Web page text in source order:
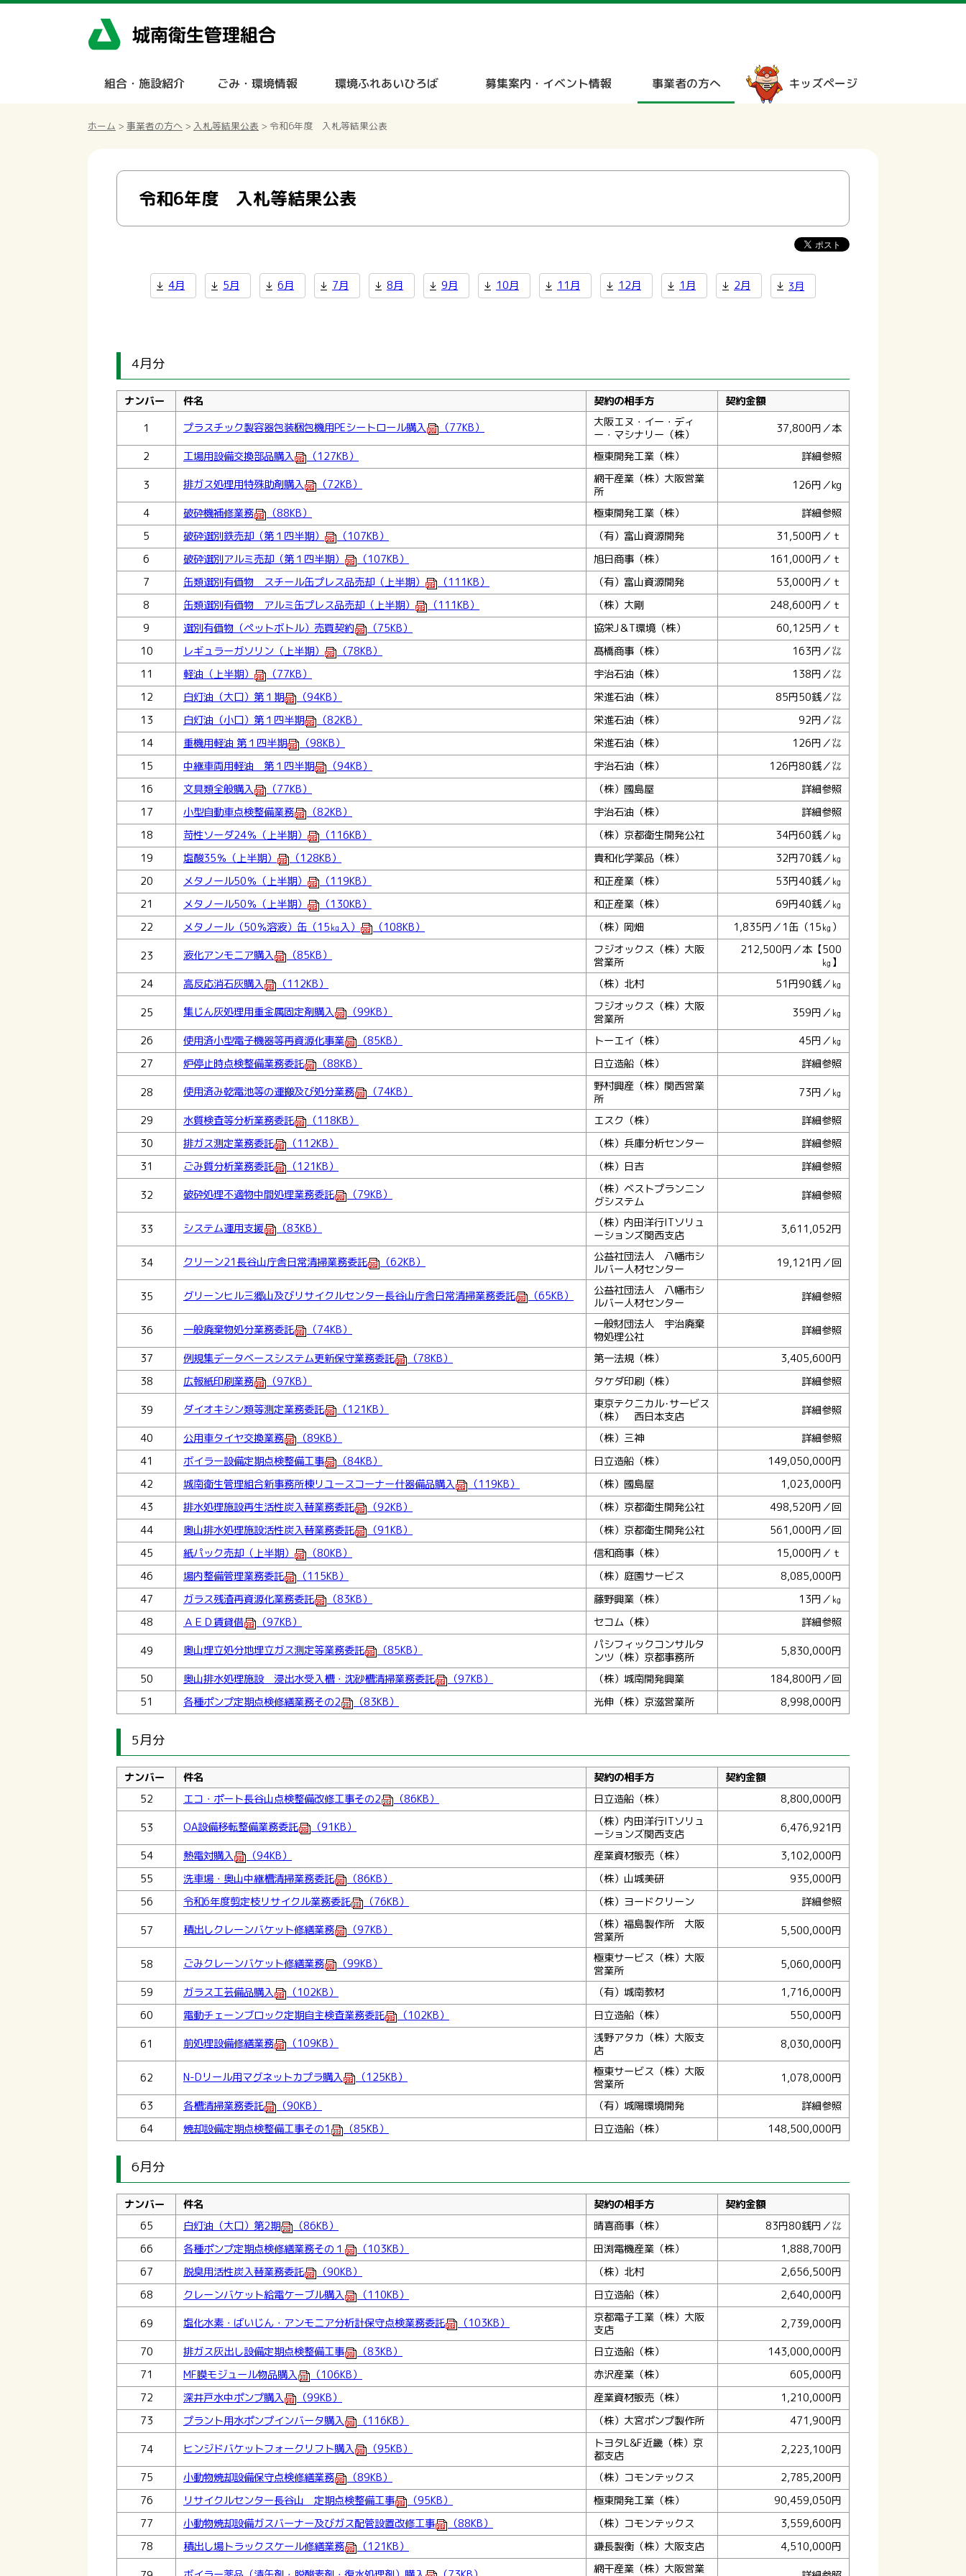
組合・施設紹介 ごみ・環境情報 環境ふれあいひろば 募集案内・イベント情報 事業者の方へ キッズページ
ホーム > 事業者の方へ > 入札等結果公表 > 令和6年度 入札等結果公表
令和6年度 入札等結果公表
4月 5月 6月 7月 8月 9月 10月 11月 12月 1月 2月 3月
4月分
ナンバー 件名 契約の相手方
契約金額
1
プラスチック製容器包装梱包機用PEシートロール購入 （77KB）
大阪エヌ・イー・ディ
ー・マシナリー（株）
37,800円／本
2
工場用設備交換部品購入 （127KB） 極東開発工業（株）
詳細参照
3
排ガス処理用特殊助剤購入 （72KB）
網干産業（株）大阪営業
所
126円／kg
4
破砕機補修業務 （88KB） 極東開発工業（株）
詳細参照
5
破砕選別鉄売却（第１四半期） （107KB） （有）富山資源開発
31,500円／ｔ
6
破砕選別アルミ売却（第１四半期） （107KB） 旭日商事（株）
161,000円／ｔ
7
缶類選別有価物 スチール缶プレス品売却（上半期） （111KB） （有）富山資源開発
53,000円／ｔ
8
缶類選別有価物 アルミ缶プレス品売却（上半期） （111KB） （株）大剛
248,600円／ｔ
9
選別有価物（ペットボトル）売買契約 （75KB） 協栄J＆T環境（株）
60,125円／ｔ
10
レギュラーガソリン（上半期） （78KB） 髙橋商事（株）
163円／㍑
11
軽油（上半期） （77KB） 宇治石油（株）
138円／㍑
12
白灯油（大口）第１期 （94KB） 栄進石油（株）
85円50銭／㍑
13
白灯油（小口）第１四半期 （82KB） 栄進石油（株）
92円／㍑
14
重機用軽油 第１四半期 （98KB） 栄進石油（株）
126円／㍑
15
中継車両用軽油 第１四半期 （94KB） 宇治石油（株）
126円80銭／㍑
16
文具類全般購入 （77KB） （株）國島屋
詳細参照
17
小型自動車点検整備業務 （82KB） 宇治石油（株）
詳細参照
18
苛性ソーダ24％（上半期） （116KB） （株）京都衛生開発公社
34円60銭／㎏
19
塩酸35％（上半期） （128KB） 貴和化学薬品（株）
32円70銭／㎏
20
メタノール50％（上半期） （119KB） 和正産業（株）
53円40銭／㎏
21
メタノール50％（上半期） （130KB） 和正産業（株）
69円40銭／㎏
22
メタノール（50％溶液）缶（15㎏入） （108KB） （株）岡畑
1,835円／1缶（15㎏）
23
液化アンモニア購入 （85KB）
フジオックス（株）大阪
営業所
212,500円／本【500
㎏】
24
高反応消石灰購入 （112KB） （株）北村
51円90銭／㎏
25
集じん灰処理用重金属固定剤購入 （99KB）
フジオックス（株）大阪
営業所
359円／㎏
26
使用済小型電子機器等再資源化事業 （85KB） トーエイ（株）
45円／㎏
27
炉停止時点検整備業務委託 （88KB） 日立造船（株）
詳細参照
28
使用済み乾電池等の運搬及び処分業務 （74KB）
野村興産（株）関西営業
所
73円／㎏
29
水質検査等分析業務委託 （118KB） エスク（株）
詳細参照
30
排ガス測定業務委託 （112KB） （株）兵庫分析センター
詳細参照
31
ごみ質分析業務委託 （121KB） （株）日吉
詳細参照
32
破砕処理不適物中間処理業務委託 （79KB）
（株）ベストプランニン
グシステム
詳細参照
33 システム運用支援 （83KB）
（株）内田洋行ITソリュ
ーションズ関西支店
3,611,052円
34 クリーン21長谷山庁舎日常清掃業務委託 （62KB）
公益社団法人 八幡市シ
ルバー人材センター
19,121円／回
35 グリーンヒル三郷山及びリサイクルセンター長谷山庁舎日常清掃業務委託 （65KB）
公益社団法人 八幡市シ
ルバー人材センター
詳細参照
36 一般廃棄物処分業務委託 （74KB）
一般財団法人 宇治廃棄
物処理公社
詳細参照
37
例規集データベースシステム更新保守業務委託 （78KB） 第一法規（株）
3,405,600円
38
広報紙印刷業務 （97KB） タケダ印刷（株）
詳細参照
39
ダイオキシン類等測定業務委託 （121KB）
東京テクニカル･サービス
（株） 西日本支店
詳細参照
40
公用車タイヤ交換業務 （89KB） （株）三神
詳細参照
41
ボイラー設備定期点検整備工事 （84KB） 日立造船（株）
149,050,000円
42
城南衛生管理組合新事務所棟リユースコーナー什器備品購入 （119KB） （株）國島屋
1,023,000円
43
排水処理施設再生活性炭入替業務委託 （92KB） （株）京都衛生開発公社
498,520円／回
44
奥山排水処理施設活性炭入替業務委託 （91KB） （株）京都衛生開発公社
561,000円／回
45
紙パック売却（上半期） （80KB） 信和商事（株）
15,000円／ｔ
46
場内整備管理業務委託 （115KB） （株）庭園サービス
8,085,000円
47
ガラス残渣再資源化業務委託 （83KB） 藤野興業（株）
13円／㎏
48
ＡＥＤ賃貸借 （97KB） セコム（株）
詳細参照
49
奥山埋立処分地埋立ガス測定等業務委託 （85KB）
パシフィックコンサルタ
ンツ（株）京都事務所
5,830,000円
50
奥山排水処理施設 浸出水受入槽・沈砂槽清掃業務委託 （97KB） （株）城南開発興業
184,800円／回
51
各種ポンプ定期点検修繕業務その2 （83KB） 光伸（株）京滋営業所 8,998,000円
5月分
ナンバー 件名 契約の相手方
契約金額
52
エコ・ポート長谷山点検整備改修工事その2 （86KB） 日立造船（株）
8,800,000円
53
OA設備移転整備業務委託 （91KB）
（株）内田洋行ITソリュ
ーションズ関西支店
6,476,921円
54
熱電対購入 （94KB） 産業資材販売（株）
3,102,000円
55
洗車場・奥山中継槽清掃業務委託 （86KB） （株）山城美研
935,000円
56
令和6年度剪定枝リサイクル業務委託 （76KB） （株）ヨードクリーン
詳細参照
57
積出しクレーンバケット修繕業務 （97KB）
（株）福島製作所 大阪
営業所
5,500,000円
58 ごみクレーンバケット修繕業務 （99KB）
極東サービス（株）大阪
営業所
5,060,000円
59
ガラス工芸備品購入 （102KB） （有）城南教材
1,716,000円
60
電動チェーンブロック定期自主検査業務委託 （102KB） 日立造船（株）
550,000円
61
前処理設備修繕業務 （109KB）
浅野アタカ（株）大阪支
店
8,030,000円
62 N-Dリール用マグネットカプラ購入 （125KB）
極東サービス（株）大阪
営業所
1,078,000円
63
各槽清掃業務委託 （90KB） （有）城陽環境開発
詳細参照
64
焼却設備定期点検整備工事その1 （85KB） 日立造船（株） 148,500,000円
6月分
ナンバー 件名 契約の相手方
契約金額
65
白灯油（大口）第2期 （86KB） 晴喜商事（株）
83円80銭円／㍑
66
各種ポンプ定期点検修繕業務その１ （103KB） 田渕電機産業（株）
1,888,700円
67
脱臭用活性炭入替業務委託 （90KB） （株）北村
2,656,500円
68
クレーンバケット給電ケーブル購入 （110KB） 日立造船（株）
2,640,000円
69
塩化水素・ばいじん・アンモニア分析計保守点検業務委託 （103KB）
京都電子工業（株）大阪
支店
2,739,000円
70
排ガス灰出し設備定期点検整備工事 （83KB） 日立造船（株）
143,000,000円
71
MF膜モジュール物品購入 （106KB） 赤沢産業（株）
605,000円
72
深井戸水中ポンプ購入 （99KB） 産業資材販売（株）
1,210,000円
73
プラント用水ポンプインバータ購入 （116KB） （株）大宮ポンプ製作所
471,900円
74
ヒンジドバケットフォークリフト購入 （95KB）
トヨタL&F近畿（株）京
都支店
2,223,100円
75
小動物焼却設備保守点検修繕業務 （89KB） （株）コモンテックス
2,785,200円
76
リサイクルセンター長谷山 定期点検整備工事 （95KB） 極東開発工業（株）
90,459,050円
77
小動物焼却設備ガスバーナー及びガス配管設置改修工事 （88KB） （株）コモンテックス
3,559,600円
78
積出し場トラックスケール修繕業務 （121KB） 鎌長製衡（株）大阪支店
4,510,000円
網干産業（株）大阪営業